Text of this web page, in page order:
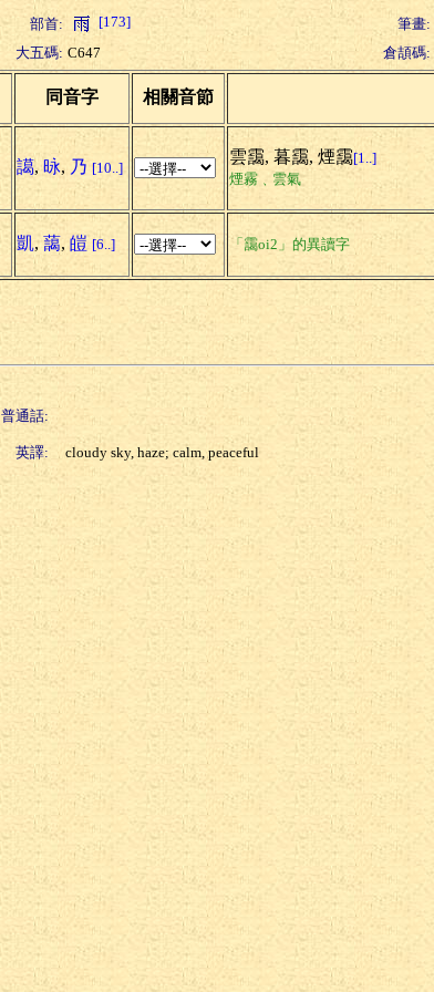
部首: [173] 筆畫:
大五碼: C647 倉頡碼:
同音字 相關音節
譪, 昹, 乃 [10..]
雲靄, 暮靄, 煙靄[1..]
煙霧﹑雲氣
凱, 藹, 皚 [6..] 「靄oi2」的異讀字
普通話:
英譯: cloudy sky, haze; calm, peaceful